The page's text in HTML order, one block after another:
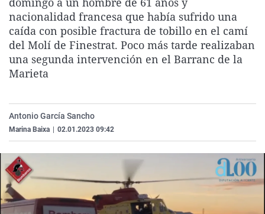
La rosa de los vientos
Gente viajera
Como el perro y el
Caso
Retornados
Equipo de
Extremadura
Galicia
La Rioja
Virales
Televisión
Elecciones
nacionalidad francesa que había sufrido una
caída con posible fractura de tobillo en el camí
del Molí de Finestrat. Poco más tarde realizaban
una segunda intervención en el Barranc de la
Marieta
Antonio García Sancho
Marina Baixa 02.01.2023 09:42